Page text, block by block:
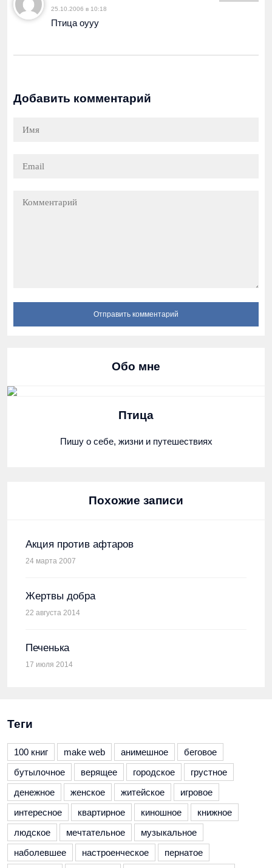
25.10.2006 в 10:18
Птица оууу
Добавить комментарий
Обо мне
Птица
Пишу о себе, жизни и путешествиях
Похожие записи
Акция против афтаров
24 марта 2007
Жертвы добра
22 августа 2014
Печенька
17 июля 2014
Теги
100 книг make web анимешное
беговое
бутылочное
верящее городское
грустное
денежное
женское житейское
игровое
интересное
квартирное киношное
книжное
людское
мечтательное
музыкальное
наболевшее
настроенческое
пернатое